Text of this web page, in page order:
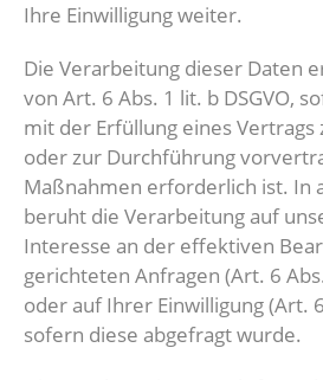
Ihre Einwilligung weiter.
Die Verarbeitung dieser Daten
von Art. 6 Abs. 1 lit. b DSGVO,
mit der Erfüllung eines
oder zur Durchführung
Maßnahmen erforderlich ist. In
beruht die Verarbeitung auf
Interesse an der effektiven
gerichteten Anfragen (Art. 6
oder auf Ihrer Einwilligung (Art.
sofern diese abgefragt wurde.